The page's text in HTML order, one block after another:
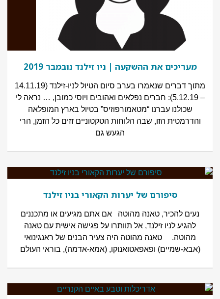
מעריכים את ההשקעה | ניו זילנד נובמבר 2019
מתוך דברים שנאמרו בערב סיום הטיול לניו-זילנד (14.11.19
– 5.12.19): חברים נפלאים ואהובים ויוסי כמובן, … נראה לי
שכולנו עברנו “מטאמורפוזיס” בטיול בארץ המופלאה
והדרמטית הזו, שבה הלוחות הטקטוניים זזים כל הזמן, הרי
הגעש גם
סיפורם של יערות הקאורי בניו זילנד
נעים להכיר, טאנה מהוטה אם אתם מגיעים או מתכננים
להגיע לניו זילנד, אל תוותרו על פגישה אישית עם טאנה
מהוטה. טאנה מהוטה היה צעיר הבנים של ראנגינואי
(אבא-שמיים) ופאפאטואנוקו, (אמא-אדמה), בוראי העולם